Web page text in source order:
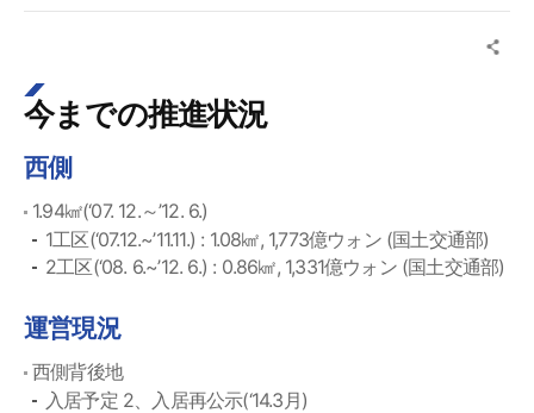
今までの推進状況
西側
1.94㎢(‘07. 12.～’12. 6.)
1工区(‘07.12.~’11.11.) : 1.08㎢, 1,773億ウォン (国土交通部)
2工区(‘08. 6.~’12. 6.) : 0.86㎢, 1,331億ウォン (国土交通部)
運営現況
西側背後地
入居予定 2、入居再公示(‘14.3月)